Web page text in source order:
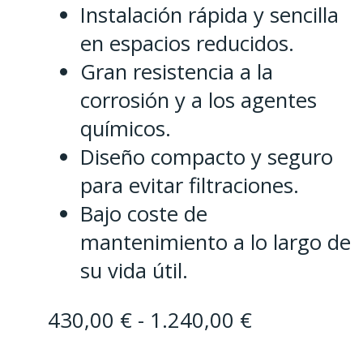
Instalación rápida y sencilla
en espacios reducidos.
Gran resistencia a la
corrosión y a los agentes
químicos.
Diseño compacto y seguro
para evitar filtraciones.
Bajo coste de
mantenimiento a lo largo de
su vida útil.
430,00 € - 1.240,00 €Rango